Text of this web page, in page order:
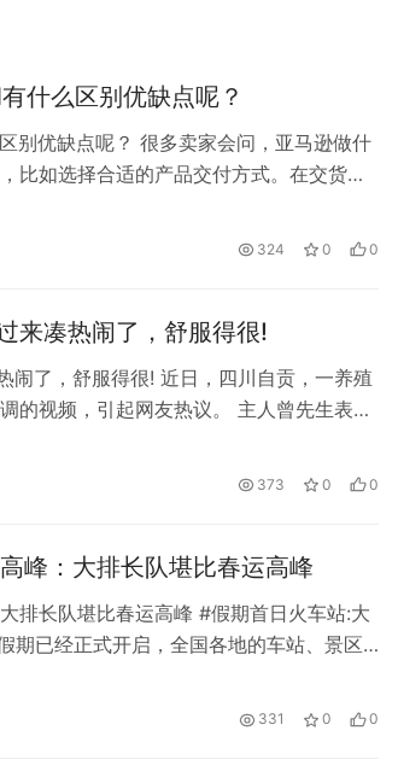
什么区别优缺点呢？
别优缺点呢？ 很多卖家会问，亚马逊做什
比如选择合适的产品交付方式。在交货时
和FBM区别是什么？ 1.送货方式不同
324 0 0
来凑热闹了，舒服得很!
闹了，舒服得很! 近日，四川自贡，一养殖
的视频，引起网友热议。 主人曾先生表
了。他用水给猪洗澡降温，有网友说建议在
373 0 0
峰：大排长队堪比春运高峰
排长队堪比春运高峰 #假期首日火车站:大
期已经正式开启，全国各地的车站、景区
队，场面堪比春运高峰。 4月29日上午，
331 0 0